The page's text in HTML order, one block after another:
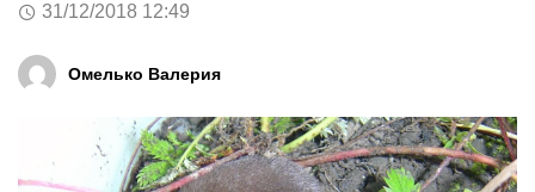
31/12/2018 12:49
Омелько Валерия